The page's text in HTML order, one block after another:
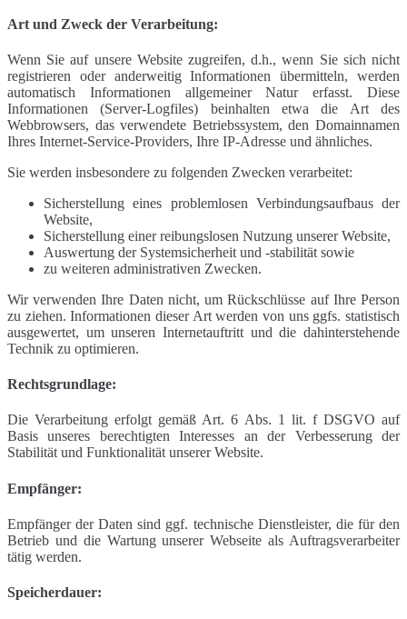
Art und Zweck der Verarbeitung:
Wenn Sie auf unsere Website zugreifen, d.h., wenn Sie sich nicht
registrieren oder anderweitig Informationen übermitteln, werden
automatisch Informationen allgemeiner Natur erfasst. Diese
Informationen (Server-Logfiles) beinhalten etwa die Art des
Webbrowsers, das verwendete Betriebssystem, den Domainnamen
Ihres Internet-Service-Providers, Ihre IP-Adresse und ähnliches.
Sie werden insbesondere zu folgenden Zwecken verarbeitet:
Sicherstellung eines problemlosen Verbindungsaufbaus der
Website,
Sicherstellung einer reibungslosen Nutzung unserer Website,
Auswertung der Systemsicherheit und -stabilität sowie
zu weiteren administrativen Zwecken.
Wir verwenden Ihre Daten nicht, um Rückschlüsse auf Ihre Person
zu ziehen. Informationen dieser Art werden von uns ggfs. statistisch
ausgewertet, um unseren Internetauftritt und die dahinterstehende
Technik zu optimieren.
Rechtsgrundlage:
Die Verarbeitung erfolgt gemäß Art. 6 Abs. 1 lit. f DSGVO auf
Basis unseres berechtigten Interesses an der Verbesserung der
Stabilität und Funktionalität unserer Website.
Empfänger:
Empfänger der Daten sind ggf. technische Dienstleister, die für den
Betrieb und die Wartung unserer Webseite als Auftragsverarbeiter
tätig werden.
Speicherdauer: